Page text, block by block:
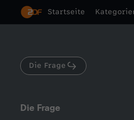
Startseite
Die Frage
Die Frage